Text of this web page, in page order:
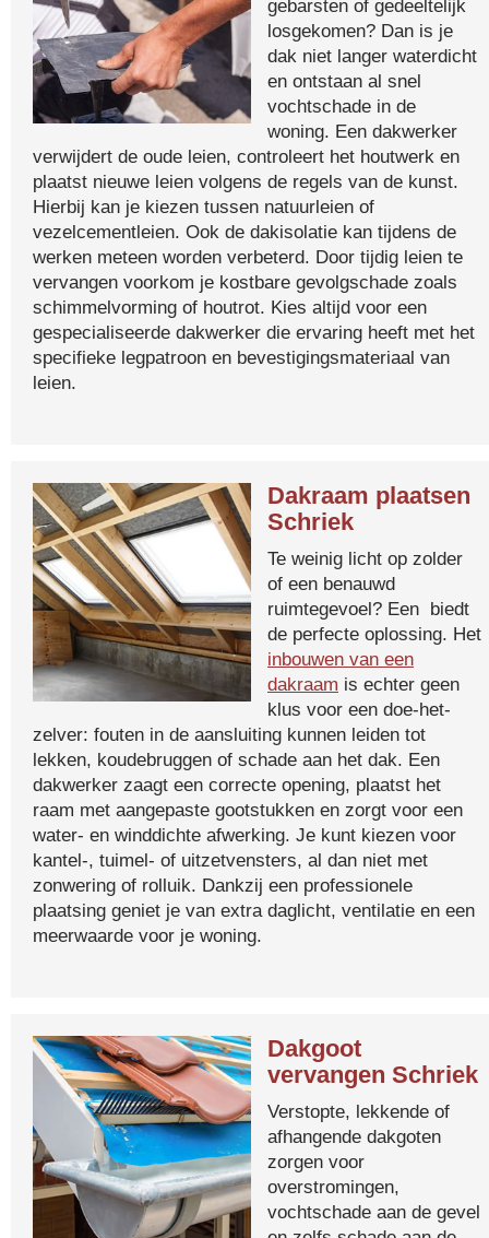
gebarsten of gedeeltelijk
losgekomen? Dan is je
dak niet langer waterdicht
en ontstaan al snel
vochtschade in de
woning. Een dakwerker
verwijdert de oude leien, controleert het houtwerk en
plaatst nieuwe leien volgens de regels van de kunst.
Hierbij kan je kiezen tussen natuurleien of
vezelcementleien. Ook de dakisolatie kan tijdens de
werken meteen worden verbeterd. Door tijdig leien te
vervangen voorkom je kostbare gevolgschade zoals
schimmelvorming of houtrot. Kies altijd voor een
gespecialiseerde dakwerker die ervaring heeft met het
specifieke legpatroon en bevestigingsmateriaal van
leien.
Dakraam plaatsen
Schriek
Te weinig licht op zolder
of een benauwd
ruimtegevoel? Een biedt
de perfecte oplossing. Het
inbouwen van een
dakraam is echter geen
klus voor een doe-het-
zelver: fouten in de aansluiting kunnen leiden tot
lekken, koudebruggen of schade aan het dak. Een
dakwerker zaagt een correcte opening, plaatst het
raam met aangepaste gootstukken en zorgt voor een
water- en winddichte afwerking. Je kunt kiezen voor
kantel-, tuimel- of uitzetvensters, al dan niet met
zonwering of rolluik. Dankzij een professionele
plaatsing geniet je van extra daglicht, ventilatie en een
meerwaarde voor je woning.
Dakgoot
vervangen Schriek
Verstopte, lekkende of
afhangende dakgoten
zorgen voor
overstromingen,
vochtschade aan de gevel